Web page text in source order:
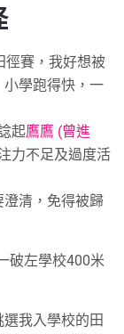
徑賽，我好想被
學跑得快，一
起鷹鷹 (曾進
力不足及過度活
澄清，免得被歸
破左學校400米
選我入學校的田